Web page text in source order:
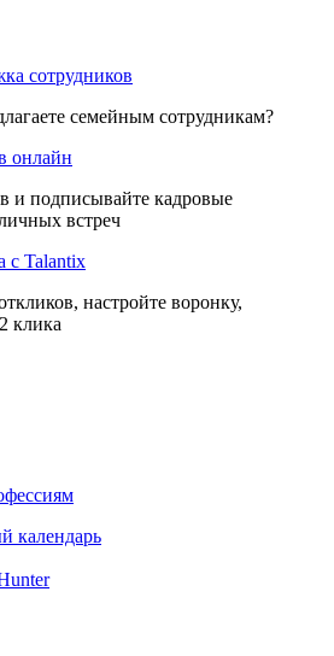
сотрудников
семейным сотрудникам?
онлайн
и подписывайте кадровые
встреч
с Talantix
настройте воронку,
клика
календарь